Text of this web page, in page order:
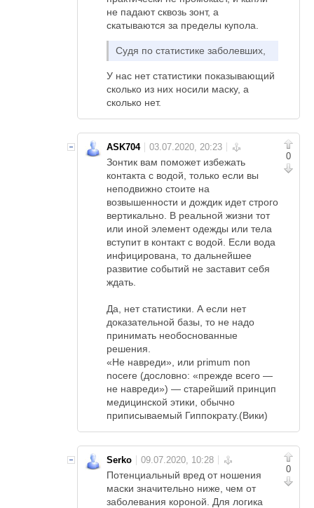
не падают сквозь зонт, а
скатываются за пределы купола.
Судя по статистике заболевших,
У нас нет статистики показывающий
сколько из них носили маску, а
сколько нет.
0
ASK704
Зонтик вам поможет избежать
контакта с водой, только если вы
неподвижно стоите на
возвышенности и дождик идет строго
вертикально. В реальной жизни тот
или иной элемент одежды или тела
вступит в контакт с водой. Если вода
инфицирована, то дальнейшее
развитие событий не заставит себя
ждать.
Да, нет статистики. А если нет
доказательной базы, то не надо
принимать необоснованные
решения.
«Не навреди», или primum non
nocere (дословно: «прежде всего —
не навреди») — старейший принцип
медицинской этики, обычно
приписываемый Гиппократу.(Вики)
0
Serko
Потенциальный вред от ношения
маски значительно ниже, чем от
заболевания короной. Для логика